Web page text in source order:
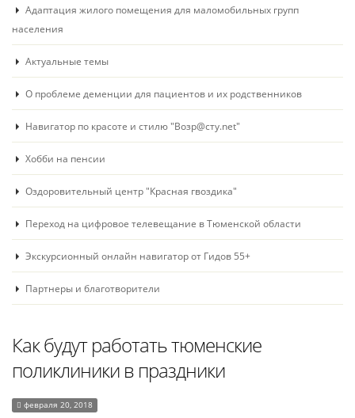
Адаптация жилого помещения для маломобильных групп
населения
Актуальные темы
О проблеме деменции для пациентов и их родственников
Навигатор по красоте и стилю "Возр@сту.net"
Хобби на пенсии
Оздоровительный центр "Красная гвоздика"
Переход на цифровое телевещание в Тюменской области
Экскурсионный онлайн навигатор от Гидов 55+
Партнеры и благотворители
Как будут работать тюменские
поликлиники в праздники
февраля 20, 2018